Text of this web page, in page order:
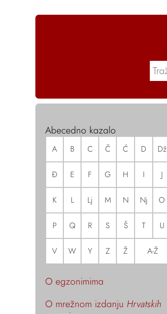
Abecedno kazalo
A B C Č Ć D Dž
Đ E F G H I J
K L Lj M N Nj O
P Q R S Š T U
V W Y Z Ž A-Ž
O egzonimima
O mrežnom izdanju Hrvatskih